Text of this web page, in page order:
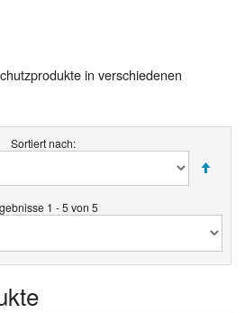
in verschiedenen
Sortiert nach:
1 - 5 von 5